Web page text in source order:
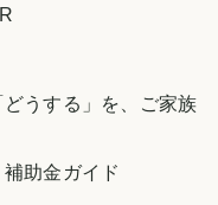
うする」を、ご家族
助金ガイド